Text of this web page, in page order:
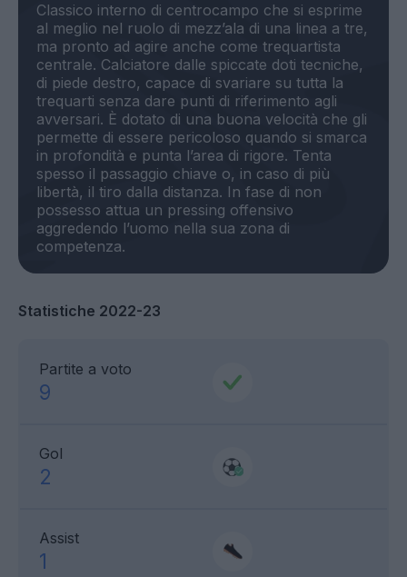
Classico interno di centrocampo che si esprime
al meglio nel ruolo di mezz’ala di una linea a tre,
ma pronto ad agire anche come trequartista
centrale. Calciatore dalle spiccate doti tecniche,
di piede destro, capace di svariare su tutta la
trequarti senza dare punti di riferimento agli
avversari. È dotato di una buona velocità che gli
permette di essere pericoloso quando si smarca
in profondità e punta l’area di rigore. Tenta
spesso il passaggio chiave o, in caso di più
libertà, il tiro dalla distanza. In fase di non
possesso attua un pressing offensivo
aggredendo l’uomo nella sua zona di
Statistiche 2022-23
Partite a voto
9
Gol
2
Assist
1